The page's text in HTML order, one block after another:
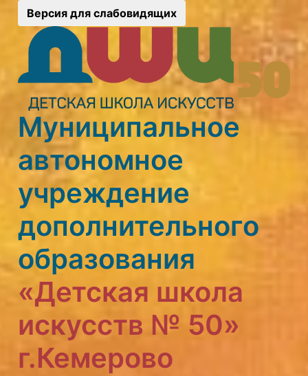
Версия для слабовидящих
Муниципальное
автономное
учреждение
дополнительного
образования
«Детская школа
искусств № 50»
г.Кемерово